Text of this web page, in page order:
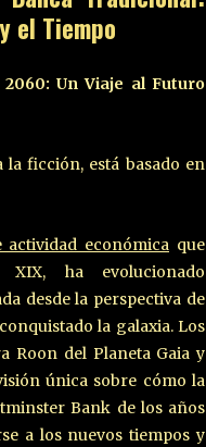
el Tiempo
Un Viaje al Futuro
la ficción, está basado en
actividad económica que
ha evolucionado
desde la perspectiva de
la galaxia. Los
Roon del Planeta Gaia y
única sobre cómo la
Bank de los años
a los nuevos tiempos y